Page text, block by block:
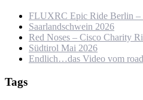
FLUXRC Epic Ride Berlin –
Saarlandschwein 2026
Red Noses – Cisco Charity
Südtirol Mai 2026
Endlich…das Video vom
Tags